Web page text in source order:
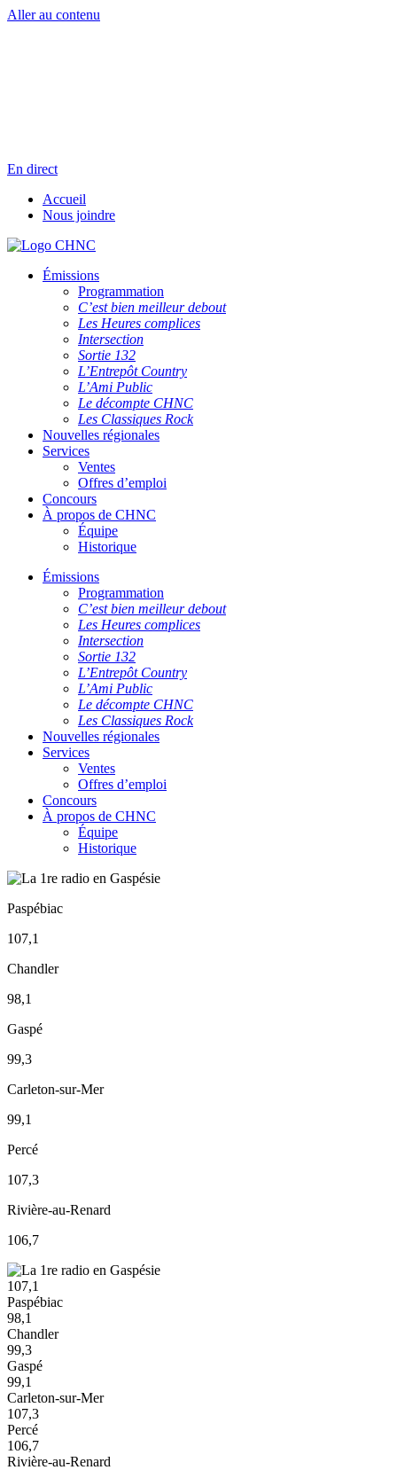
Aller au contenu
En direct
Accueil
Nous joindre
Émissions
Programmation
C’est bien meilleur debout
Les Heures complices
Intersection
Sortie 132
L’Entrepôt Country
L’Ami Public
Le décompte CHNC
Les Classiques Rock
Nouvelles régionales
Services
Ventes
Offres d’emploi
Concours
À propos de CHNC
Équipe
Historique
Émissions
Programmation
C’est bien meilleur debout
Les Heures complices
Intersection
Sortie 132
L’Entrepôt Country
L’Ami Public
Le décompte CHNC
Les Classiques Rock
Nouvelles régionales
Services
Ventes
Offres d’emploi
Concours
À propos de CHNC
Équipe
Historique
Paspébiac
107,1
Chandler
98,1
Gaspé
99,3
Carleton-sur-Mer
99,1
Percé
107,3
Rivière-au-Renard
106,7
107,1
Paspébiac
98,1
Chandler
99,3
Gaspé
99,1
Carleton-sur-Mer
107,3
Percé
106,7
Rivière-au-Renard